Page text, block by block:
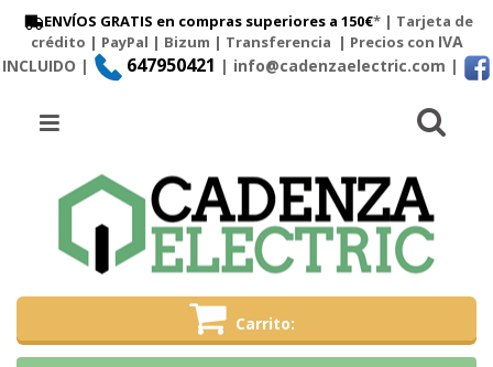
ENVÍOS GRATIS en compras superiores a 150€* | Tarjeta de
crédito | PayPal | Bizum | Transferencia | Precios con IVA
INCLUIDO |
647950421 | info@cadenzaelectric.com |
Carrito
Menú